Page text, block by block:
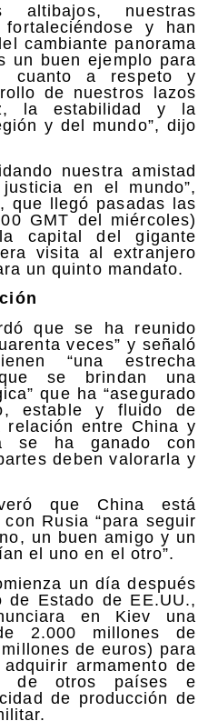
altibajos, nuestras
y han
cambiante panorama
un buen ejemplo para
cuanto a respeto y
de nuestros lazos
la estabilidad y la
y del mundo”, dijo
nuestra amistad
en el mundo”,
que llegó pasadas las
GMT del miércoles)
capital del gigante
visita al extranjero
un quinto mandato.
que se ha reunido
veces” y señaló
“una estrecha
se brindan una
que ha “asegurado
estable y fluido de
relación entre China y
se ha ganado con
deben valorarla y
que China está
Rusia “para seguir
un buen amigo y un
el uno en el otro”.
un día después
Estado de EE.UU.,
en Kiev una
2.000 millones de
de euros) para
armamento de
de otros países e
de producción de